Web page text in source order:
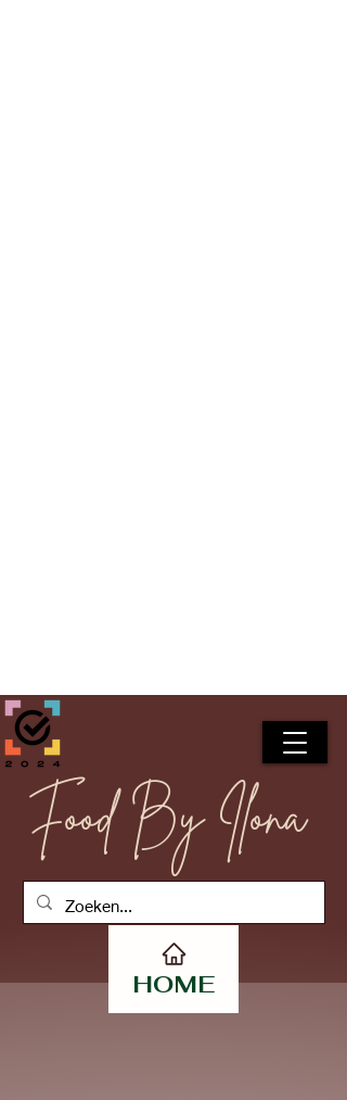
Food By Ilona
HOME